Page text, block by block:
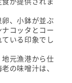
、小鉢が並ぶ
コッタとコー
いる印象でし
元漁港から仕
の味噌汁は、